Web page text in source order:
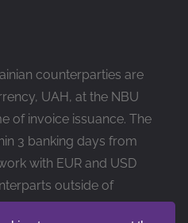
counterparties are
UAH, at the NBU
of invoice issuance. The
3 banking days from
with EUR and USD
outside of